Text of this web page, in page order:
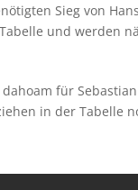
Sieg von
und werden
für
in der